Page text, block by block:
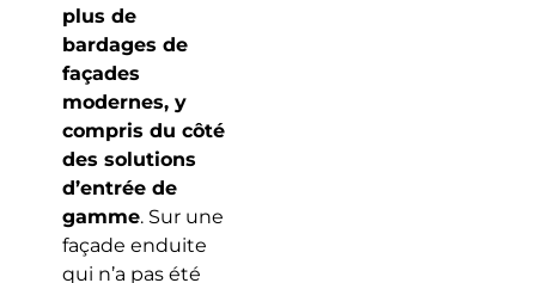
plus de
bardages de
façades
modernes, y
compris du côté
des solutions
d’entrée de
gamme. Sur une
façade enduite
qui n’a pas été